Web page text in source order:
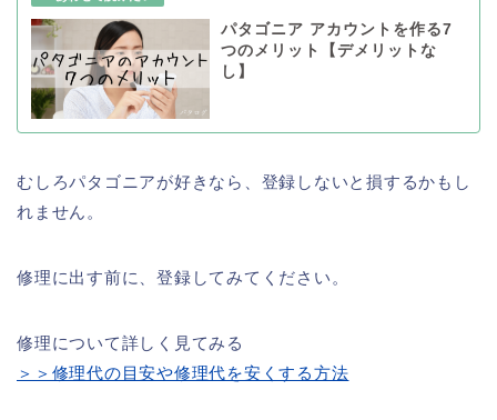
パタゴニア アカウントを作る7
つのメリット【デメリットな
し】
むしろパタゴニアが好きなら、登録しないと損するかもし
れません。
修理に出す前に、登録してみてください。
修理について詳しく見てみる
＞＞修理代の目安や修理代を安くする方法